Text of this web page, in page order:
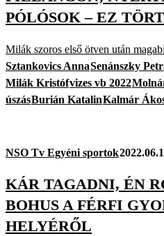
PÓLÓSOK – EZ
Milák szoros első ötven után
Sztankovics AnnaSenánszky
Milák Kristófvizes vb 2022
úszásBurián KatalinKalmár
NSO Tv Egyéni sportok
KÁR TAGADNI, ÉN
BOHUS A FÉRFI
HELYÉRŐL